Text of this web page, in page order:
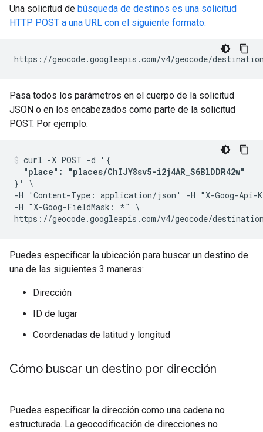
Una solicitud de búsqueda de destinos es una solicitud
HTTP POST a una URL con el siguiente formato:
https://geocode.googleapis.com/v4/geocode/
Pasa todos los parámetros en el cuerpo de la solicitud
JSON o en los encabezados como parte de la solicitud
POST. Por ejemplo:
curl -X POST -d
'{
  "place": "places/ChIJY8sv5-i2j4AR_S6BlDDR42w"
}'
\
-H 'Content-Type: application/json' -H "X-Goog-Api-
-H "X-Goog-FieldMask: *" \
Puedes especificar la ubicación para buscar un destino de
una de las siguientes 3 maneras:
Dirección
ID de lugar
Coordenadas de latitud y longitud
Cómo buscar un destino por dirección
Puedes especificar la dirección como una cadena no
estructurada. La geocodificación de direcciones no